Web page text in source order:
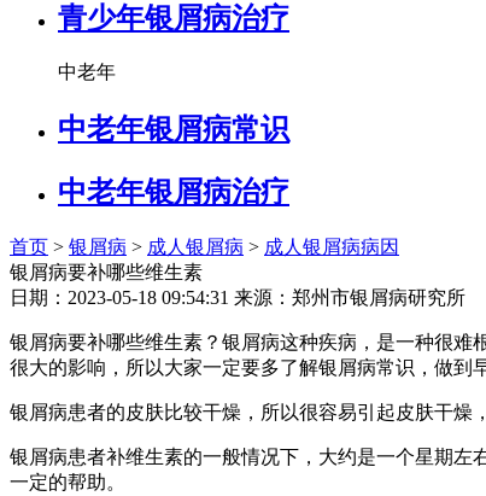
青少年银屑病治疗
中老年
中老年银屑病常识
中老年银屑病治疗
首页 > 银屑病 > 成人银屑病 > 成人银屑病病因
银屑病要补哪些维生素
日期：2023-05-18 09:54:31 来源：郑州市银屑病研究所
银屑病要补哪些维生素？银屑病这种疾病，是一种很难
很大的影响，所以大家一定要多了解银屑病常识，做到
银屑病患者的皮肤比较干燥，所以很容易引起皮肤干燥
银屑病患者补维生素的一般情况下，大约是一个星期
一定的帮助。